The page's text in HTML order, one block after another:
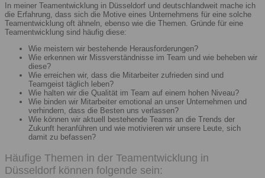
In meiner Teamentwicklung in Düsseldorf und deutschlandweit mache ich
die Erfahrung, dass sich die Motive eines Unternehmens für eine solche
Teamentwicklung oft ähneln, ebenso wie die Themen. Gründe für eine
Teamentwicklung sind häufig diese:
Wie meistern wir bestehende Herausforderungen?
Wie erkennen wir Missverständnisse im Team und wie beheben wir
diese?
Wie erreichen wir, dass die Mitarbeiter zufrieden sind und
Teamgeist täglich leben?
Wie halten wir die Qualität im Team auf einem hohen Niveau?
Wie binden wir Mitarbeiter emotional an unser Unternehmen und
verhindern, dass die Besten uns verlassen?
Wie können wir aktuell bestehende Teams an die Trends der
Zukunft heranführen und wie motivieren wir unsere Leute, sich
damit zu befassen?
Häufige Themen in der Teamentwicklung in
Düsseldorf können folgende sein: